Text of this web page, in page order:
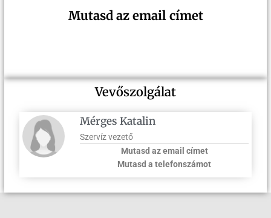
Mutasd az email címet
Vevőszolgálat
Mérges Katalin
Szervíz vezető
Mutasd az email címet
Mutasd a telefonszámot